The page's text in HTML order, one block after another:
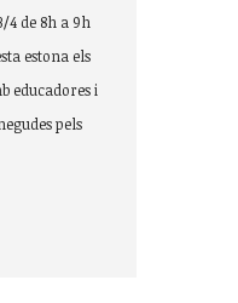
4 de 8h a 9h
estona els
educadores i
pels